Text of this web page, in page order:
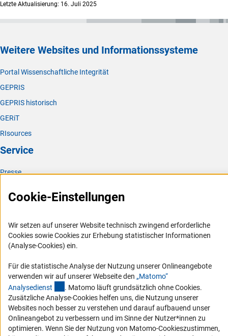
Letzte Aktualisierung: 16. Juli 2025
Weitere Websites und Informationssysteme
Portal Wissenschaftliche Integrität
GEPRIS
GEPRIS historisch
GERiT
RIsources
Service
Presse
Karriere
RSS-Feeds
Compliance
Vergabeverfahren
Barrierefreiheit
Service und Informationen für Menschen mit Behinderungen
Erklärung zur Barrierefreiheit
Barriere melden
Cookie-Einstellungen
Wir setzen auf unserer Website technisch zwingend erforderliche
Cookies sowie Cookies zur Erhebung statistischer Informationen
(Analyse-Cookies) ein.
Für die statistische Analyse der Nutzung unserer Onlineangebote
verwenden wir auf unserer Webseite den „Matomo“
Analysedienst (externer Link)
. Matomo läuft grundsätzlich ohne Cookies.
Zusätzliche Analyse-Cookies helfen uns, die Nutzung unserer
Websites noch besser zu verstehen und darauf aufbauend unser
Onlineangebot zu verbessern und im Sinne der Nutzer*innen zu
optimieren. Wenn Sie der Nutzung von Matomo-Cookieszustimmen,